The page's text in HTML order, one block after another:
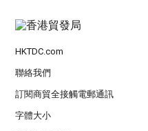
HKTDC.com
聯絡我們
訂閱商貿全接觸電郵通訊
字體大小